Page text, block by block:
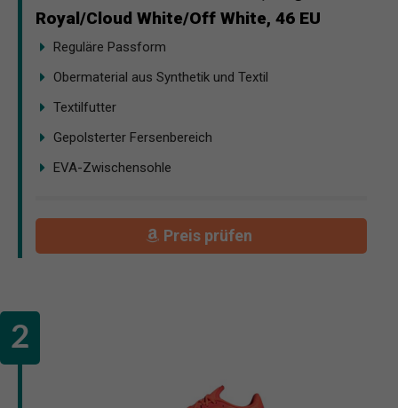
Royal/Cloud White/Off White, 46 EU
Reguläre Passform
Obermaterial aus Synthetik und Textil
Textilfutter
Gepolsterter Fersenbereich
EVA-Zwischensohle
Preis prüfen